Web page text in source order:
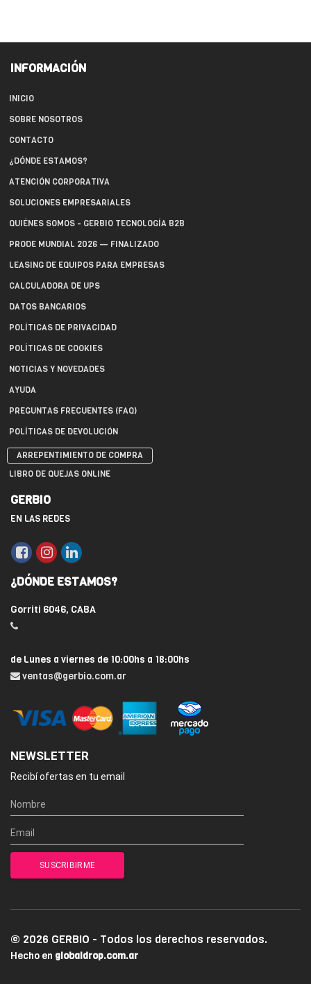
INFORMACIÓN
INICIO
SOBRE NOSOTROS
CONTACTO
¿DÓNDE ESTAMOS?
ATENCIÓN CORPORATIVA
SOLUCIONES EMPRESARIALES
QUIÉNES SOMOS - GERBIO TECNOLOGÍA B2B
PRODE MUNDIAL 2026 — FINALIZADO
LEASING DE EQUIPOS PARA EMPRESAS
CALCULADORA DE UPS
DATOS BANCARIOS
POLÍTICAS DE PRIVACIDAD
POLÍTICAS DE COOKIES
NOTICIAS Y NOVEDADES
AYUDA
PREGUNTAS FRECUENTES (FAQ)
POLÍTICAS DE DEVOLUCIÓN
ARREPENTIMIENTO DE COMPRA
LIBRO DE QUEJAS ONLINE
GERBIO
EN LAS REDES
¿DÓNDE ESTAMOS?
Gorriti 6046, CABA
de Lunes a viernes de 10:00hs a 18:00hs
ventas@gerbio.com.ar
NEWSLETTER
Recibí ofertas en tu email
© 2026 GERBIO - Todos los derechos reservados.
Hecho en globaldrop.com.ar